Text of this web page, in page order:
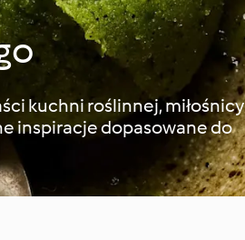
kuchni roślinnej, miłośnicy
inspiracje dopasowane do